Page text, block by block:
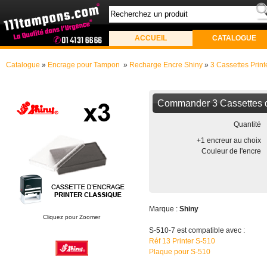
ACCUEIL CATALOGUE
Catalogue » Encrage pour Tampon » Recharge Encre Shiny » 3 Cassettes
Cliquez pour Zoomer
Commander 3 Cassettes
Quantité
+1 encreur au choix
Couleur de l'encre
Marque : Shiny
S-510-7 est compatible avec :
Réf 13 Printer S-510
Plaque pour S-510